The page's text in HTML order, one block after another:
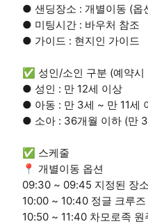
● 샌딩장소 : 개별이동 (옵
● 미팅시간 : 바우처 참조
● 가이드 : 현지인 가이드
✅ 성인/소인 구분 (예약시
● 성인 : 만 12세 이상
● 아동 : 만 3세 ~ 만 11세
● 소아 : 36개월 이하 (만
✅ 스케줄
📍 개별이동 옵션
09:30 ~ 09:45 지정된 장
10:00 ~ 10:40 정글 크루
10:50 ~ 11:40 차모로족